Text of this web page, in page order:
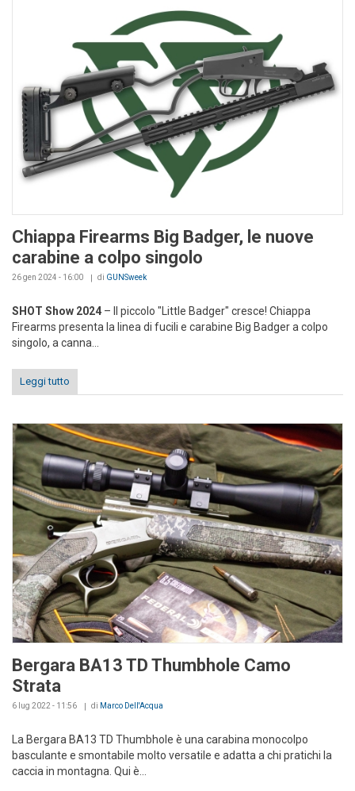
Chiappa Firearms Big Badger, le nuove
carabine a colpo singolo
26 gen 2024 - 16:00 di GUNSweek
SHOT Show 2024 – Il piccolo "Little Badger" cresce! Chiappa
Firearms presenta la linea di fucili e carabine Big Badger a colpo
singolo, a canna...
Leggi tutto
Bergara BA13 TD Thumbhole Camo
Strata
6 lug 2022 - 11:56 di Marco Dell'Acqua
La Bergara BA13 TD Thumbhole è una carabina monocolpo
basculante e smontabile molto versatile e adatta a chi pratichi la
caccia in montagna. Qui è...